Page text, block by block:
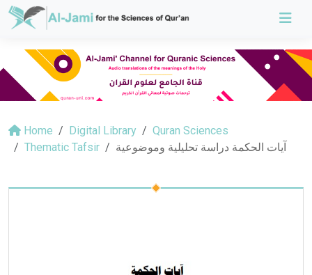
Home Digital Library
Quran Sciences
Thematic Tafsir
آيات الحكمة دراسة تحليلية وموضوعية